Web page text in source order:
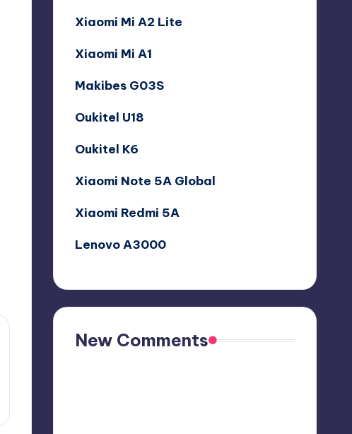
Xiaomi Mi A2 Lite
Xiaomi Mi A1
Makibes G03S
Oukitel U18
Oukitel K6
Xiaomi Note 5A Global
Xiaomi Redmi 5A
Lenovo A3000
New Comments